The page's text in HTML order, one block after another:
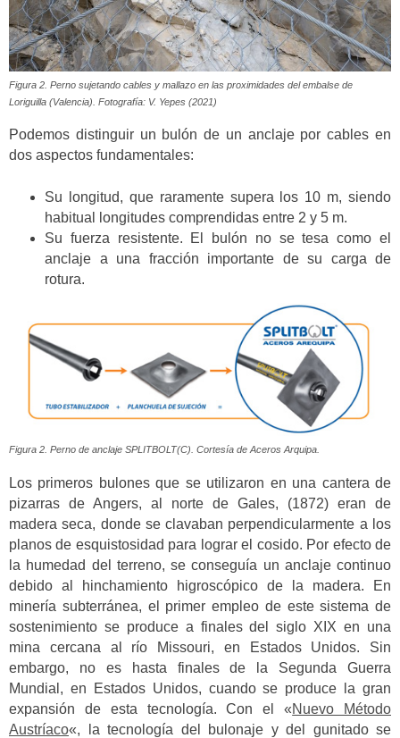
Figura 2. Perno sujetando cables y mallazo en las proximidades del embalse de
Loriguilla (Valencia). Fotografía: V. Yepes (2021)
Podemos distinguir un bulón de un anclaje por cables en
dos aspectos fundamentales:
Su longitud, que raramente supera los 10 m, siendo
habitual longitudes comprendidas entre 2 y 5 m.
Su fuerza resistente. El bulón no se tesa como el
anclaje a una fracción importante de su carga de
rotura.
Figura 2. Perno de anclaje SPLITBOLT(C). Cortesía de Aceros Arquipa.
Los primeros bulones que se utilizaron en una cantera de
pizarras de Angers, al norte de Gales, (1872) eran de
madera seca, donde se clavaban perpendicularmente a los
planos de esquistosidad para lograr el cosido. Por efecto de
la humedad del terreno, se conseguía un anclaje continuo
debido al hinchamiento higroscópico de la madera. En
minería subterránea, el primer empleo de este sistema de
sostenimiento se produce a finales del siglo XIX en una
mina cercana al río Missouri, en Estados Unidos. Sin
embargo, no es hasta finales de la Segunda Guerra
Mundial, en Estados Unidos, cuando se produce la gran
expansión de esta tecnología. Con el «Nuevo Método
Austríaco«, la tecnología del bulonaje y del gunitado se